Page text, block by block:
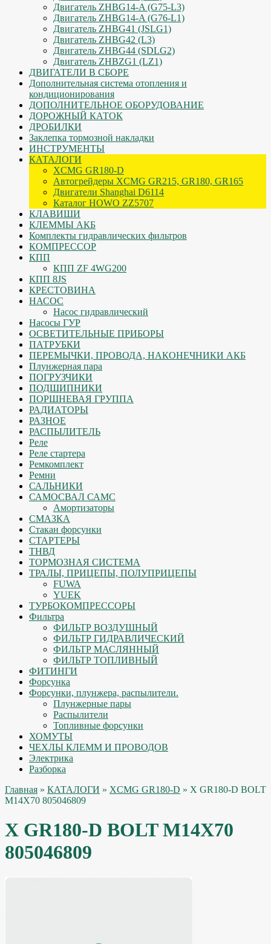
Двигатель ZHBG14-A (G75-L3)
Двигатель ZHBG14-A (G76-L1)
Двигатель ZHBG41 (JSLG1)
Двигатель ZHBG42 (L3)
Двигатель ZHBG44 (SDLG2)
Двигатель ZHBZG1 (LZ1)
ДВИГАТЕЛИ В СБОРЕ
Дополнительная система отопления и
кондиционирования
ДОПОЛНИТЕЛЬНОЕ ОБОРУДОВАНИЕ
ДОРОЖНЫЙ КАТОК
ДРОБИЛКИ
Заклепка тормозной накладки
ИНСТРУМЕНТЫ
КАТАЛОГИ
XCMG GR180-D
Автогрейдеры XCMG GR215, GR180, GR165
Двигатели Shanghai D6114
Каталог HOWO ZZ5707
КЛАВИШИ
КЛЕММЫ АКБ
Комплекты гидравлических фильтров
КОМПРЕССОР
КПП
КПП ZF 4WG200
КПП 8JS
КРЕСТОВИНА
НАСОС
Насос гидравлический
Насосы ГУР
ОСВЕТИТЕЛЬНЫЕ ПРИБОРЫ
ПАТРУБКИ
ПЕРЕМЫЧКИ, ПРОВОДА, НАКОНЕЧНИКИ АКБ
Плунжерная пара
ПОГРУЗЧИКИ
ПОДШИПНИКИ
ПОРШНЕВАЯ ГРУППА
РАДИАТОРЫ
РАЗНОЕ
РАСПЫЛИТЕЛЬ
Реле
Реле стартера
Ремкомплект
Ремни
САЛЬНИКИ
САМОСВАЛ САМС
Амортизаторы
СМАЗКА
Стакан форсунки
СТАРТЕРЫ
ТНВД
ТОРМОЗНАЯ СИСТЕМА
ТРАЛЫ, ПРИЦЕПЫ, ПОЛУПРИЦЕПЫ
FUWA
YUEK
ТУРБОКОМПРЕССОРЫ
Фильтра
ФИЛЬТР ВОЗДУШНЫЙ
ФИЛЬТР ГИДРАВЛИЧЕСКИЙ
ФИЛЬТР МАСЛЯННЫЙ
ФИЛЬТР ТОПЛИВНЫЙ
ФИТИНГИ
Форсунка
Форсунки, плунжера, распылители.
Плунжерные пары
Распылители
Топливные форсунки
ХОМУТЫ
ЧЕХЛЫ КЛЕММ И ПРОВОДОВ
Электрика
Разборка
Главная » КАТАЛОГИ » XCMG GR180-D » X GR180-D BOLT
M14X70 805046809
X GR180-D BOLT M14X70
805046809